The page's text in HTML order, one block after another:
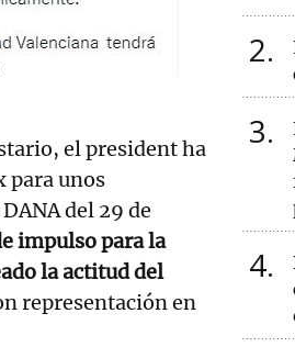
el president ha
para unos
del 29 de
impulso para la
la actitud del
representación en
2
3
4